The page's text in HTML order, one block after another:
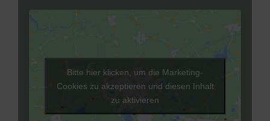
Bitte hier klicken, um die Marketing-
Cookies zu akzeptieren und diesen Inhalt
zu aktivieren